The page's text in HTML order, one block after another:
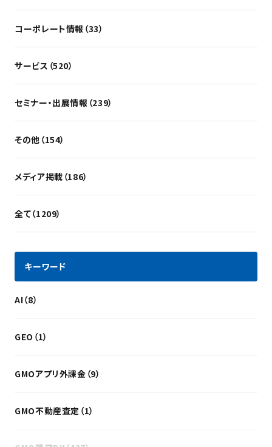
コーポレート情報（33）
サービス（520）
セミナー・出展情報（239）
その他（154）
メディア掲載（186）
全て（1209）
キーワード
AI（8）
GEO（1）
GMOアプリ外課金（9）
GMO不動産査定（1）